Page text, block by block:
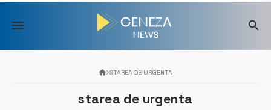
Skip
content
STAREA DE URGENTA
starea de urgenta